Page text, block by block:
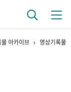
물 아카이브 영상기록물